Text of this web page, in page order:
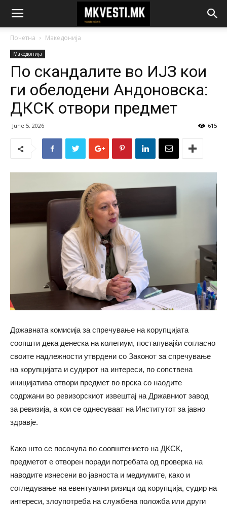
Почетна Македонија
Македонија
По скандалите во ИЈЗ кои
ги обелодени Андоновска:
ДКСК отвори предмет
June 5, 2026 615
Државната комисија за спречување на корупцијата
соопшти дека денеска на колегиум, постапувајќи согласно
своите надлежности утврдени со Законот за спречување
на корупцијата и судирот на интереси, по сопствена
иницијатива отвори предмет во врска со наодите
содржани во ревизорскиот извештај на Државниот завод
за ревизија, а кои се однесуваат на Институтот за јавно
здравје.
Како што се посочува во соопштението на ДКСК,
предметот е отворен поради потребата од проверка на
наводите изнесени во јавноста и медиумите, како и
согледување на евентуални ризици од корупција, судир на
интереси, злоупотреба на службена положба или други